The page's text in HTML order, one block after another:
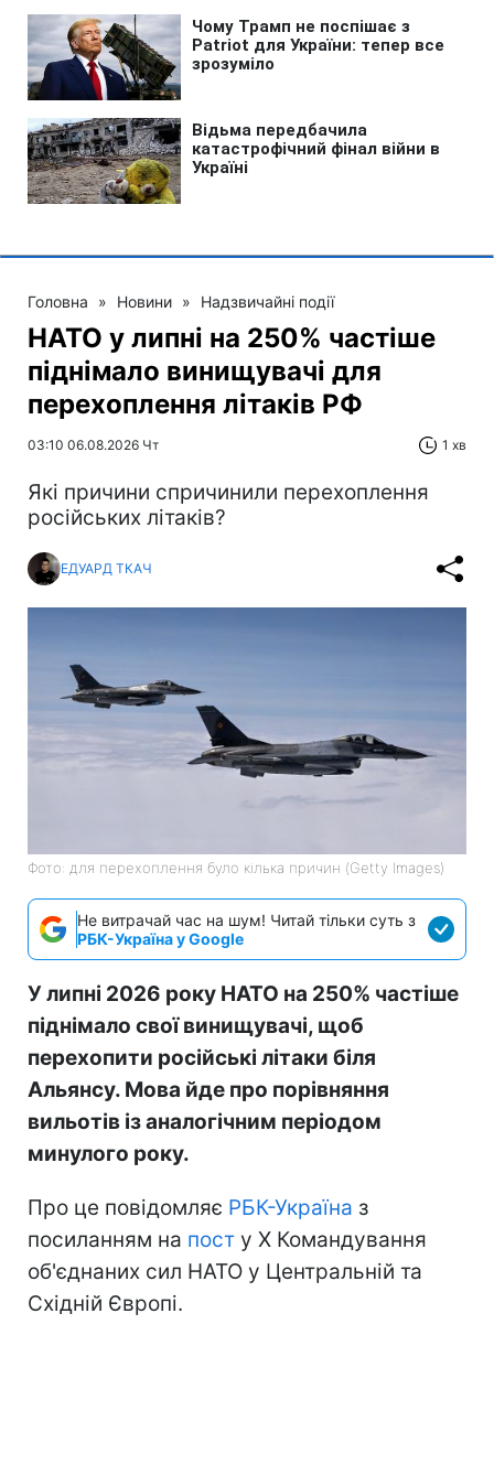
Головна » Новини » Надзвичайні події
НАТО у липні на 250% частіше
піднімало винищувачі для
перехоплення літаків РФ
03:10 06.08.2026 Чт 1 хв
Які причини спричинили перехоплення
російських літаків?
ЕДУАРД ТКАЧ
Фото: для перехоплення було кілька причин (Getty Images)
Не витрачай час на шум! Читай тільки суть з
РБК-Україна у Google
У липні 2026 року НАТО на 250% частіше
піднімало свої винищувачі, щоб
перехопити російські літаки біля
Альянсу. Мова йде про порівняння
вильотів із аналогічним періодом
минулого року.
Про це повідомляє РБК-Україна з
посиланням на пост у Х Командування
об'єднаних сил НАТО у Центральній та
Східній Європі.